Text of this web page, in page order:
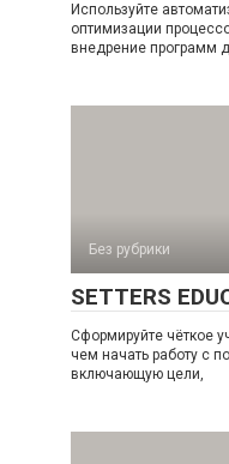
Используйте
оптимизации
внедрение программ
Без рубрики
SETTERS
Сформируйте чёткое
чем начать работу с
включающую цели,